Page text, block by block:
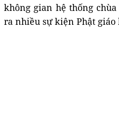
không gian hệ thống
ra nhiều sự kiện Phật